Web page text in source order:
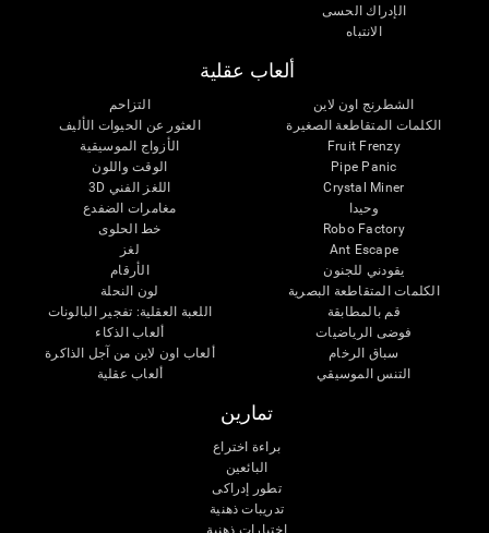
الإدراك الحسى
الانتباه
ألعاب عقلية
الشطرنج اون لاين
الكلمات المتقاطعة الصغيرة
Fruit Frenzy
Pipe Panic
Crystal Miner
وحيدا
Robo Factory
Ant Escape
يقودني للجنون
الكلمات المتقاطعة البصرية
قم بالمطابقة
فوضى الرياضيات
سباق الرخام
التنس الموسيقي
التزاحم
العثور عن الحيوات الأليف
الأزواج الموسيقية
الوقت واللون
اللغز الفني 3D
مغامرات الضفدع
خط الحلوى
لغز
الأرقام
لون النحلة
اللعبة العقلية: تفجير البالونات
ألعاب الذكاء
ألعاب اون لاين من آجل الذاكرة
ألعاب عقلية
تمارين
براءة اختراع
البائعين
تطور إدراكى
تدريبات ذهنية